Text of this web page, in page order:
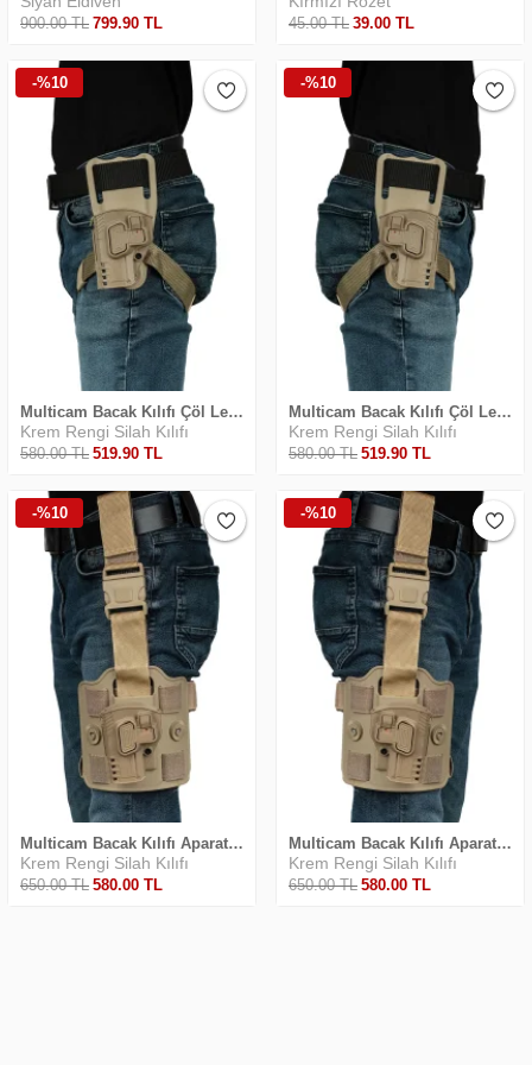
900.00TL 799.90 TL 45.00TL 39.00 TL
-%10
Multicam Bacak Kılıfı Çöl Level 2 Polimer Silah Kılıfı SOL (TİSAŞ-YAVUZ-DERYA)
Krem Rengi Silah Kılıfı
580.00TL 519.90 TL
-%10
Multicam Bacak Kılıfı Çöl Level 2 Polimer Silah Kılıfı (TİSAŞ-YAVUZ-DERYA)
Krem Rengi Silah Kılıfı
580.00TL 519.90 TL
-%10
Multicam Bacak Kılıfı Aparatı Çöl Level 2 Polimer Silah Kılıfı SOL (TİSAŞ-YAVUZ-DERYA)
Krem Rengi Silah Kılıfı
650.00TL 580.00 TL
-%10
Multicam Bacak Kılıfı Aparatı Çöl Level 2 Polimer Silah Kılıfı (TİSAŞ-YAVUZ-DERYA)
Krem Rengi Silah Kılıfı
650.00TL 580.00 TL